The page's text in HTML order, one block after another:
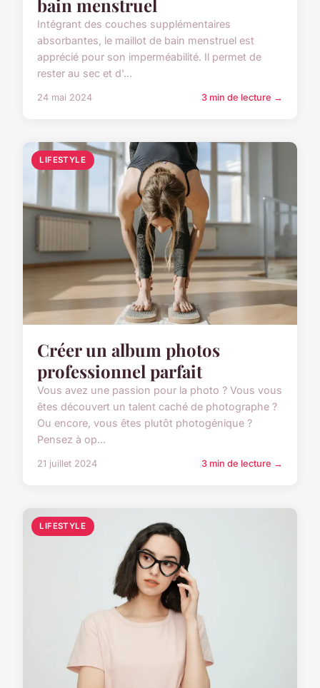
bain menstruel
Intégrant des couches supplémentaires
absorbantes, le maillot de bain menstruel est
apprécié pour son imperméabilité. Il permet de
rester au sec et d'...
24 mai 2024 3 min de lecture →
LIFESTYLE
Créer un album photos
professionnel parfait
Vous avez une passion pour la photo ? Vous vous
êtes découvert un talent caché de photographe ?
Ou encore, vous êtes plutôt photogénique ?
Pensez à op...
21 juillet 2024 3 min de lecture →
LIFESTYLE